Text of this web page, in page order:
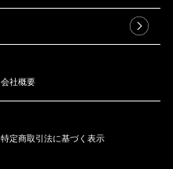
会社概要
特定商取引法に基づく表示